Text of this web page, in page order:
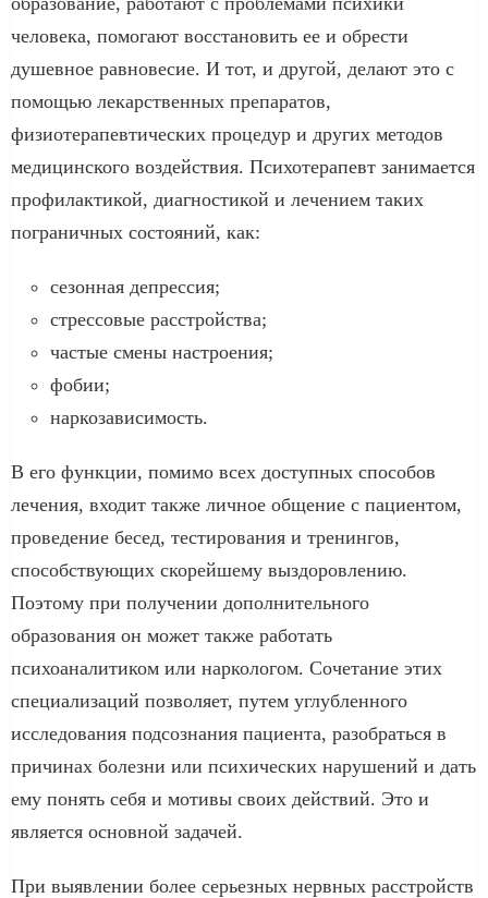
человека, помогают восстановить ее и обрести
душевное равновесие. И тот, и другой, делают это с
помощью лекарственных препаратов,
физиотерапевтических процедур и других методов
медицинского воздействия. Психотерапевт занимается
профилактикой, диагностикой и лечением таких
пограничных состояний, как:
сезонная депрессия;
стрессовые расстройства;
частые смены настроения;
фобии;
наркозависимость.
В его функции, помимо всех доступных способов
лечения, входит также личное общение с пациентом,
проведение бесед, тестирования и тренингов,
способствующих скорейшему выздоровлению.
Поэтому при получении дополнительного
образования он может также работать
психоаналитиком или наркологом. Сочетание этих
специализаций позволяет, путем углубленного
исследования подсознания пациента, разобраться в
причинах болезни или психических нарушений и дать
ему понять себя и мотивы своих действий. Это и
является основной задачей.
При выявлении более серьезных нервных расстройств